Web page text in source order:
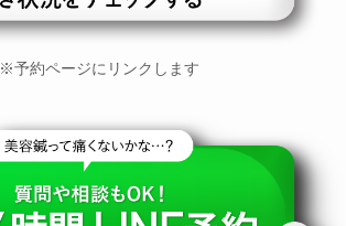
※予約ページにリンクします